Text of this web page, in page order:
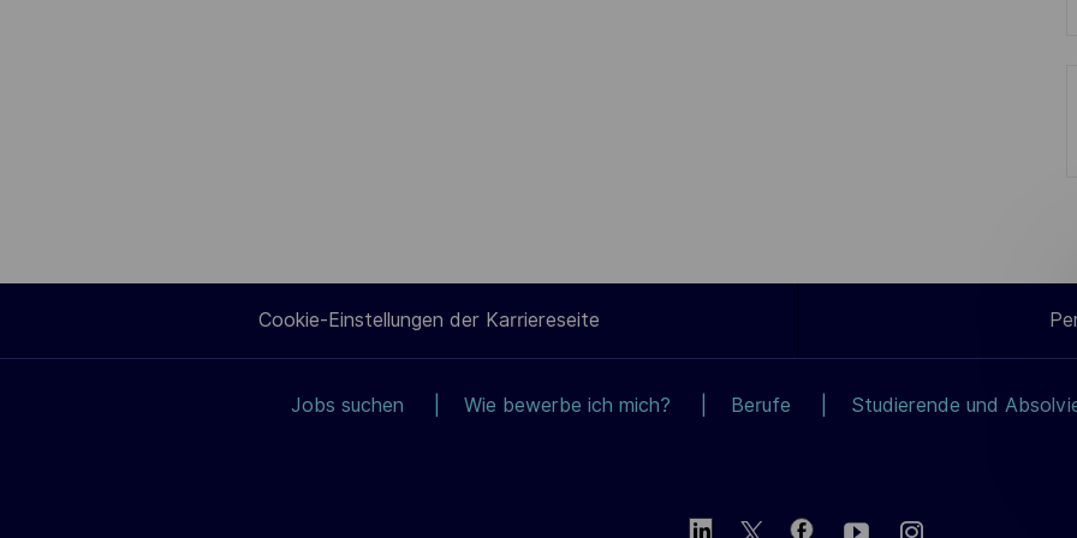
Cookie-Einstellungen der Karriereseite
Jobs suchen Wie bewerbe ich mich? Berufe Studierende und